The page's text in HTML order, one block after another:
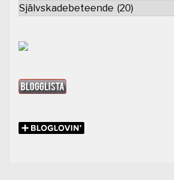
Kategorier